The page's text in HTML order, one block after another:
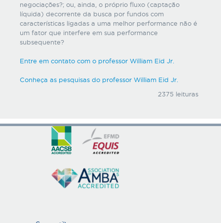
negociações?; ou, ainda, o próprio fluxo (captação
líquida) decorrente da busca por fundos com
características ligadas a uma melhor performance não é
um fator que interfere em sua performance
subsequente?
Entre em contato com o professor William Eid Jr.
Conheça as pesquisas do professor William Eid Jr.
2375 leituras